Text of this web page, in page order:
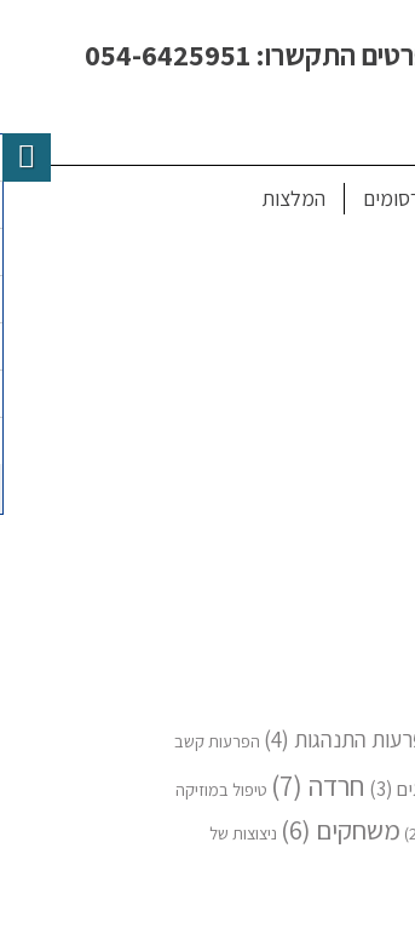
התקשרו: 054-6425951
המלצות
התנהגות (4) הפרעות קשב
(3) חרדה (7)
טיפול במוזיקה
משחקים (6)
ניצוצות של